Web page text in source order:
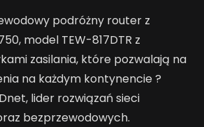
podróżny router z
model TEW-817DTR z
zasilania, które pozwalają na
na każdym kontynencie ?
lider rozwiązań sieci
bezprzewodowych.